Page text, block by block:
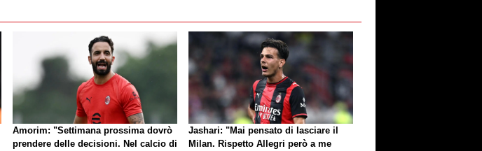
Amorim: "Settimana prossima dovrò
prendere delle decisioni. Nel calcio di
Jashari: "Mai pensato di lasciare il
Milan. Rispetto Allegri però a me